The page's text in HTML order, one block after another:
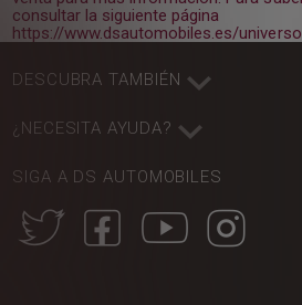
consultar la siguiente página
https://www.dsautomobiles.es/
DESCUBRA TAMBIÉN
¿NECESITA AYUDA?
SIGA A DS AUTOMOBILES